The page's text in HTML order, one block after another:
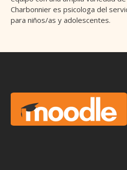
Charbonnier es psicologa del
para niños/as y adolescentes.